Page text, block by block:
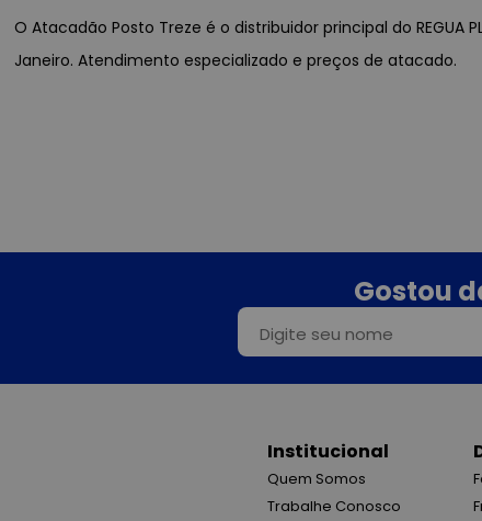
O Atacadão Posto Treze é o distribuidor principal do REGUA
Janeiro. Atendimento especializado e preços de atacado.
Gostou
Institucional
Quem Somos
Trabalhe Conosco